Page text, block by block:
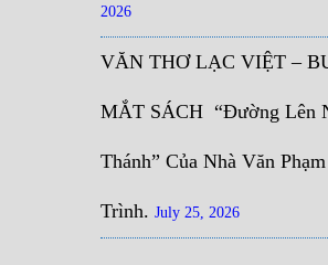
2026
VĂN THƠ LẠC VIỆT –
MẮT SÁCH “Đường Lên
Thánh” Của Nhà Văn
Trình. July 25, 2026